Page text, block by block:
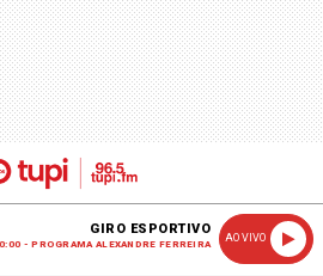
GIRO ESPORTIVO
- PROGRAMA ALEXANDRE FERREIRA
AO VIVO